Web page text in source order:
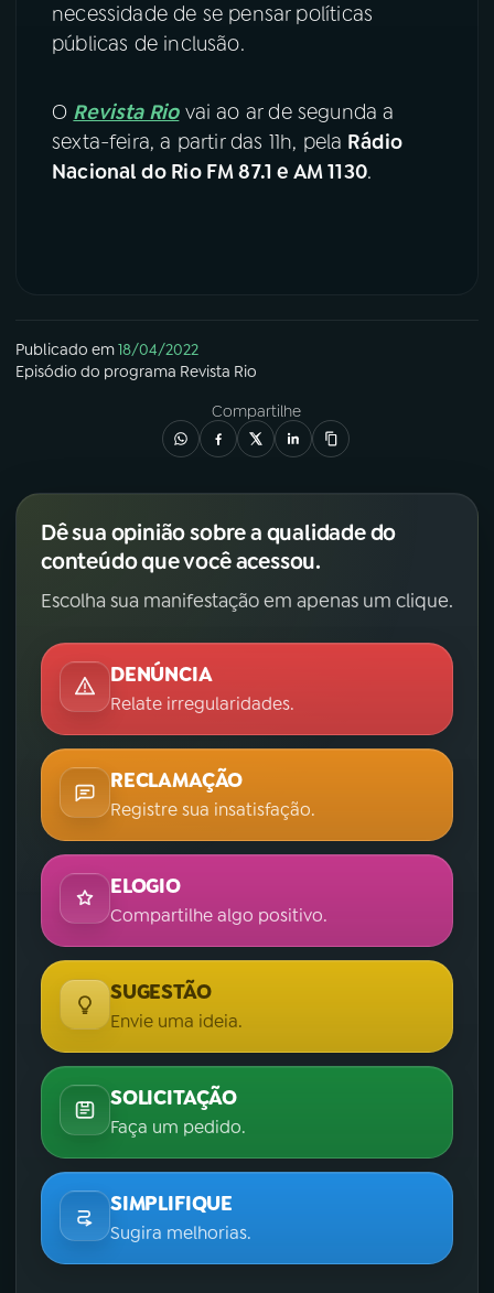
necessidade de se pensar políticas
públicas de inclusão.
O Revista Riovai ao ar de segunda a
sexta-feira, a partir das 11h, pela Rádio
Nacional do Rio FM 87.1 e AM 1130.
Publicado em18/04/2022
Episódio do programa Revista Rio
Compartilhe
Dê sua opinião sobre a qualidade do
conteúdo que você acessou.
Escolha sua manifestação em apenas um clique.
DENÚNCIA
Relate irregularidades.
RECLAMAÇÃO
Registre sua insatisfação.
ELOGIO
Compartilhe algo positivo.
SUGESTÃO
Envie uma ideia.
SOLICITAÇÃO
Faça um pedido.
SIMPLIFIQUE
Sugira melhorias.